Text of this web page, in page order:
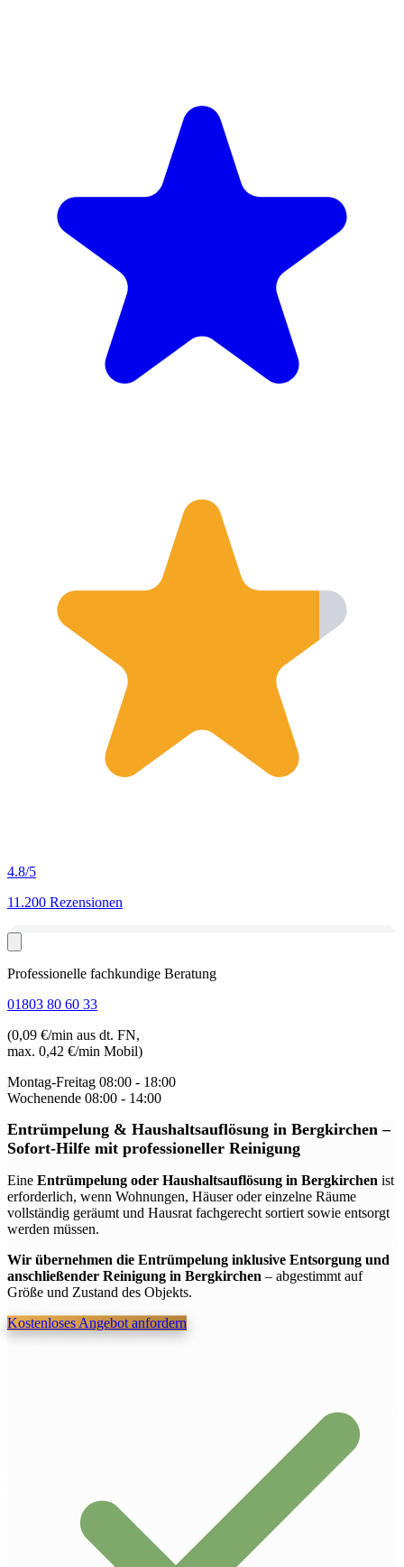
4.8/5
11.200 Rezensionen
Professionelle fachkundige Beratung
01803 80 60 33
(0,09 €/min aus dt. FN,
max. 0,42 €/min Mobil)
Montag-Freitag 08:00 - 18:00
Wochenende 08:00 - 14:00
Entrümpelung & Haushaltsauflösung in Bergkirchen–
Sofort-Hilfe mit professioneller Reinigung
Eine Entrümpelung oder Haushaltsauflösung in Bergkirchen ist
erforderlich, wenn Wohnungen, Häuser oder einzelne Räume
vollständig geräumt und Hausrat fachgerecht sortiert sowie entsorgt
werden müssen.
Wir übernehmen die Entrümpelung inklusive Entsorgung und
anschließender Reinigung in Bergkirchen – abgestimmt auf
Größe und Zustand des Objekts.
Kostenloses Angebot anfordern